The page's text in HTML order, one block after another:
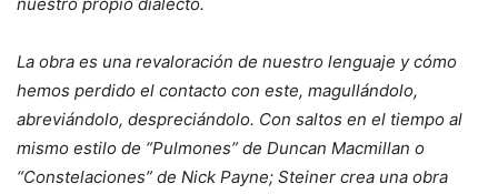
nuestro propio dialecto.
La obra es una revaloración de nuestro lenguaje y cómo
hemos perdido el contacto con este, magullándolo,
abreviándolo, despreciándolo. Con saltos en el tiempo al
mismo estilo de “Pulmones” de Duncan Macmillan o
“Constelaciones” de Nick Payne; Steiner crea una obra